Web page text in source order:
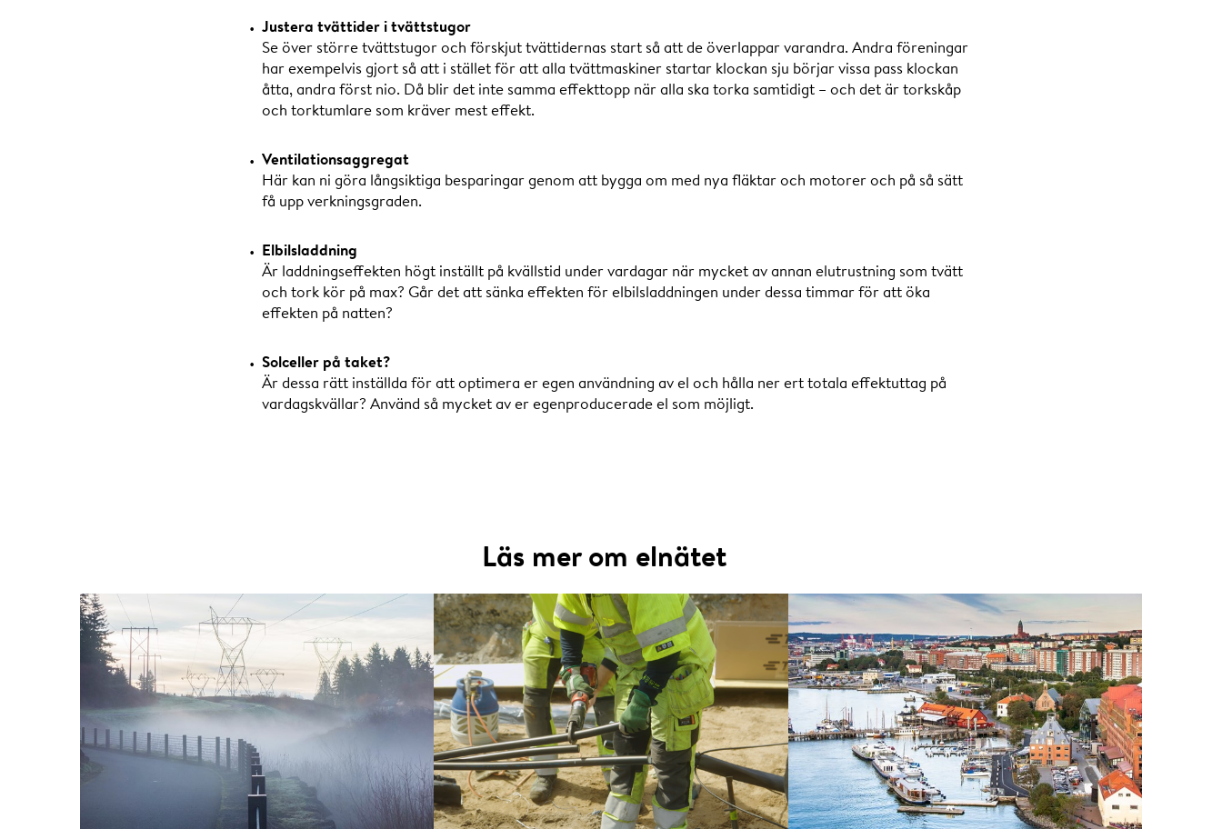
Justera tvättider i tvättstugor
Se över större tvättstugor och förskjut tvättidernas start så att de överlappar varandra. Andra föreningar
har exempelvis gjort så att i stället för att alla tvättmaskiner startar klockan sju börjar vissa pass klockan
åtta, andra först nio. Då blir det inte samma effekttopp när alla ska torka samtidigt – och det är torkskåp
och torktumlare som kräver mest effekt.
Ventilationsaggregat
Här kan ni göra långsiktiga besparingar genom att bygga om med nya fläktar och motorer och på så sätt
få upp verkningsgraden.
Elbilsladdning
Är laddningseffekten högt inställt på kvällstid under vardagar när mycket av annan elutrustning som tvätt
och tork kör på max? Går det att sänka effekten för elbilsladdningen under dessa timmar för att öka
effekten på natten?
Solceller på taket?
Är dessa rätt inställda för att optimera er egen användning av el och hålla ner ert totala effektuttag på
vardagskvällar? Använd så mycket av er egenproducerade el som möjligt.
Läs mer om elnätet